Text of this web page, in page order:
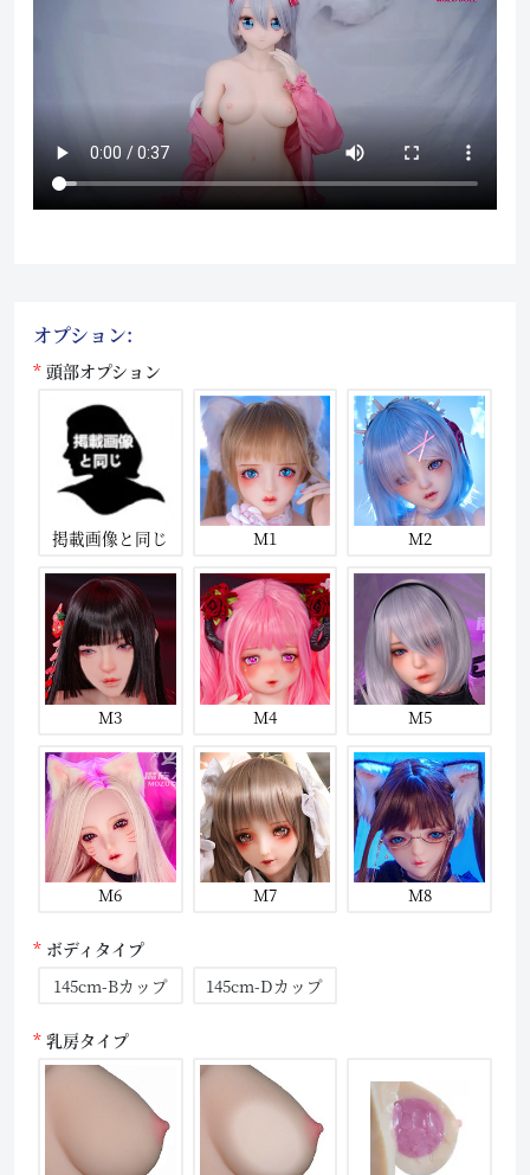
オプション:
頭部オプション
掲載画像と同じ M1 M2
M3 M4 M5
M6 M7 M8
ボディタイプ
145cm-Bカップ
145cm-Dカップ
乳房タイプ